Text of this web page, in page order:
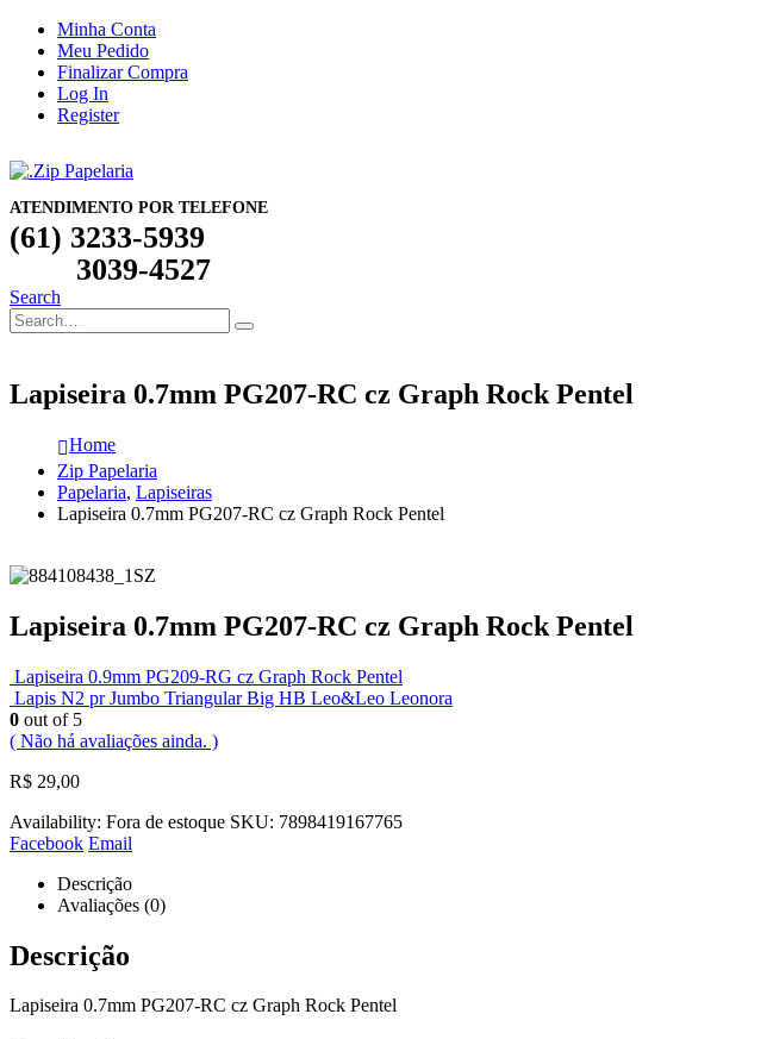
Minha Conta
Meu Pedido
Finalizar Compra
Log In
Register
ATENDIMENTO POR TELEFONE
(61) 3233-5939
3039-4527
Search
Lapiseira 0.7mm PG207-RC cz Graph Rock Pentel
Home
Zip Papelaria
Papelaria, Lapiseiras
Lapiseira 0.7mm PG207-RC cz Graph Rock Pentel
Lapiseira 0.7mm PG207-RC cz Graph Rock Pentel
Lapiseira 0.9mm PG209-RG cz Graph Rock Pentel
Lapis N2 pr Jumbo Triangular Big HB Leo&Leo Leonora
0 out of 5
( Não há avaliações ainda. )
R$ 29,00
Availability: Fora de estoque SKU: 7898419167765
Facebook Email
Descrição
Avaliações (0)
Descrição
Lapiseira 0.7mm PG207-RC cz Graph Rock Pentel